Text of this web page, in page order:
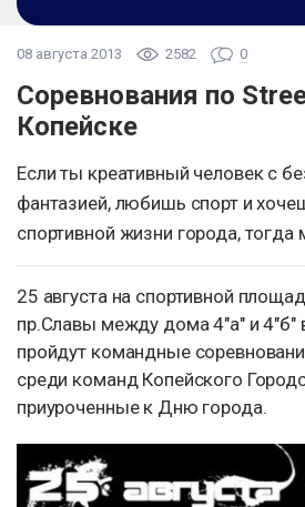
08 августа 2013 2582 0
Соревнования по
Копейске
Если ты креативный человек с
фантазией, любишь спорт и
спортивной жизни города,
25 августа на спортивной
пр.Славы между дома 4"а" и 4"б"
пройдут командные
среди команд Копейского
приуроченные к Дню города.